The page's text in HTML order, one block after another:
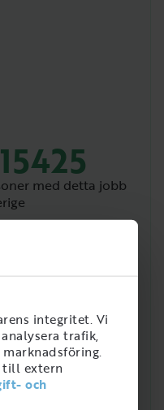
integritet. Vi
trafik,
till extern
och
15425
med detta jobb